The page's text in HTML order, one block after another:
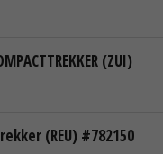
(ZUI)
(REU) #782150